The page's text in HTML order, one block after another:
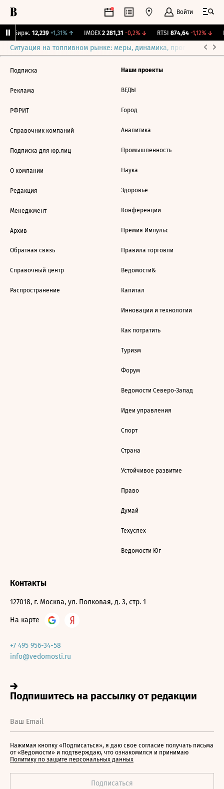
Войти
Бирж. 12,239 +1,31%↑ IMOEX 2 281,31 -0,2%↓ RTSI 874,64 -1,12%↓
Ситуация на топливном рынке: меры, динамика, прогнозы
Подписка
Реклама
РФРИТ
Справочник компаний
Подписка для юр.лиц
О компании
Редакция
Менеджмент
Архив
Обратная связь
Справочный центр
Распространение
Наши проекты
ВЕДЫ
Город
Аналитика
Промышленность
Наука
Здоровье
Конференции
Премия Импульс
Правила торговли
Ведомости&
Капитал
Инновации и технологии
Как потратить
Туризм
Форум
Ведомости Северо-Запад
Идеи управления
Спорт
Страна
Устойчивое развитие
Право
Думай
Техуспех
Ведомости Юг
Контакты
127018, г. Москва, ул. Полковая, д. 3, стр. 1
На карте
+7 495 956-34-58
info@vedomosti.ru
Нажимая кнопку «Подписаться», я даю свое согласие получать письма
от «Ведомости» и подтверждаю, что ознакомился и принимаю
Политику по защите персональных данных